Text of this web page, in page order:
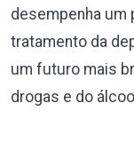
desempenha um
tratamento da
um futuro mais
drogas e do